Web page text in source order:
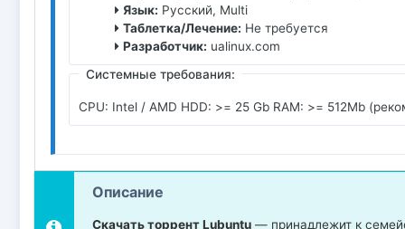
Язык: Русский, Multi
Таблетка/Лечение: Не требуется
Разработчик: ualinux.com
Системные требования:
CPU: Intel / AMD HDD: >= 25 Gb RAM: >= 512Mb
Описание
Скачать торрент Lubuntu— принадлежит к